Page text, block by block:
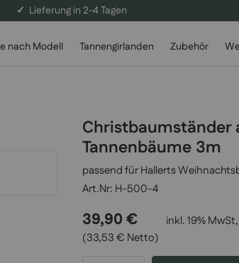
✓ Lieferung in 2-4 Tagen
nach Modell Tannengirlanden Zubehör
Christbaumständer
Tannenbäume 3m
passend für Hallerts
H-500-4
39,90 €
(33,53 € Netto)
inkl. 19%